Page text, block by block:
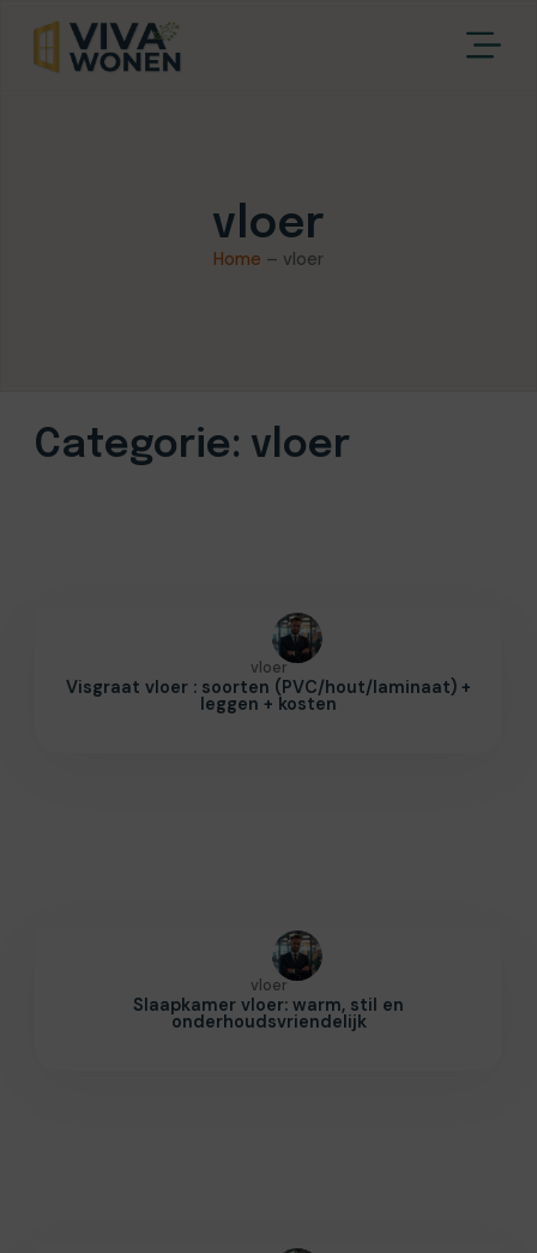
vloer
Home – vloer
Categorie: vloer
vloer
Visgraat vloer : soorten (PVC/hout/laminaat) +
leggen + kosten
vloer
Slaapkamer vloer: warm, stil en
onderhoudsvriendelijk